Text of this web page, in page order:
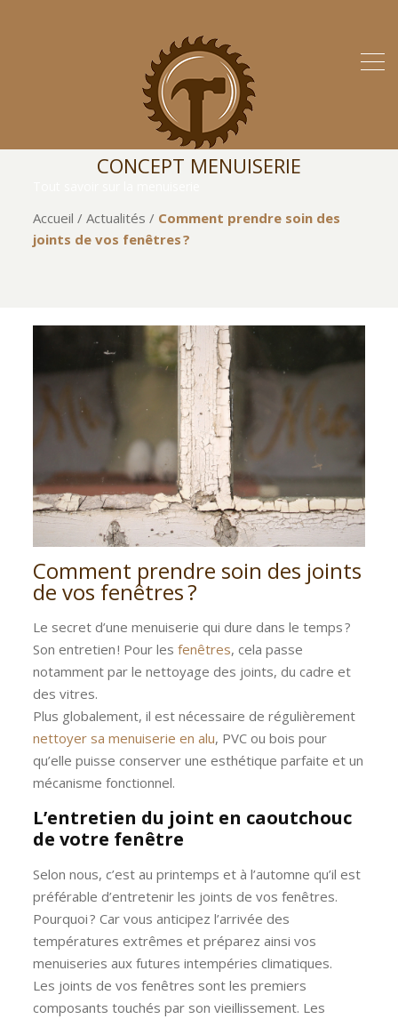
CONCEPT MENUISERIE
Accueil /Actualités / Comment prendre soin des
joints de vos fenêtres ?
Comment prendre soin des joints
de vos fenêtres ?
Le secret d’une menuiserie qui dure dans le temps ?
Son entretien ! Pour lesfenêtres, cela passe
notamment par le nettoyage des joints, du cadre et
des vitres.
Plus globalement, il est nécessaire de régulièrement
nettoyer sa menuiserie en alu, PVC ou bois pour
qu’elle puisse conserver une esthétique parfaite et un
mécanisme fonctionnel.
L’entretien du joint en caoutchouc
de votre fenêtre
Selon nous, c’est au printemps et à l’automne qu’il est
préférable d’entretenir les joints de vos fenêtres.
Pourquoi ? Car vous anticipez l’arrivée des
températures extrêmes et préparez ainsi vos
menuiseries aux futures intempéries climatiques.
Les joints de vos fenêtres sont les premiers
composants touchés par son vieillissement. Les